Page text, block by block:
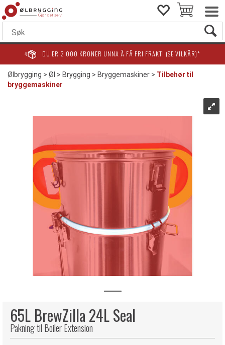
DU ER 2 000 KRONER UNNA Å FÅ FRI FRAKT! (SE VILKÅR)*
Ølbrygging>Øl >Brygging>Bryggemaskiner>Tilbehør til
bryggemaskiner
65L BrewZilla 24L Seal
Pakning til Boiler Extension